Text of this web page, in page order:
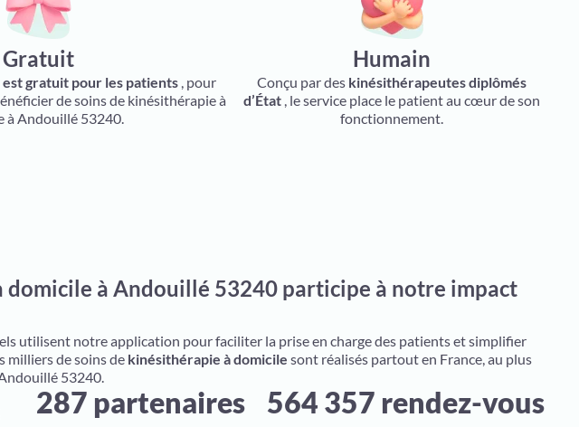
Gratuit
gratuit pour les patients, pour
de soins de kinésithérapie à
à Andouillé 53240.
Humain
Conçu par des kinésithérapeutes diplômés
d’État , le service place le patient au cœur de son
fonctionnement.
domicile à Andouillé 53240 participe à notre impact
utilisent notre application pour faciliter la prise en charge des patients et simplifier
milliers de soins de kinésithérapie à domicile sont réalisés partout en France, au plus
53240.
287 partenaires 564 357 rendez-vous